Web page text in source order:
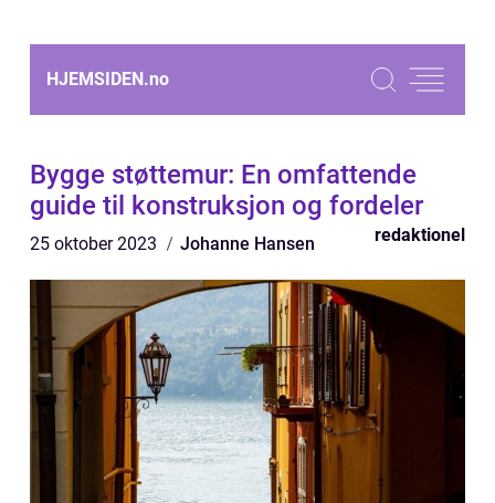
HJEMSIDEN.no
Bygge støttemur: En omfattende
guide til konstruksjon og fordeler
25 oktober 2023 Johanne Hansen redaktionel